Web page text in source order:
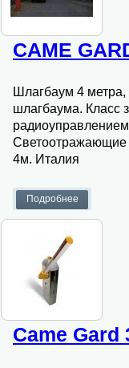
CAME
Шлагбаум 4 метра,
шлагбаума. Класс
Светоотражающие
4м. Италия
Came Gard